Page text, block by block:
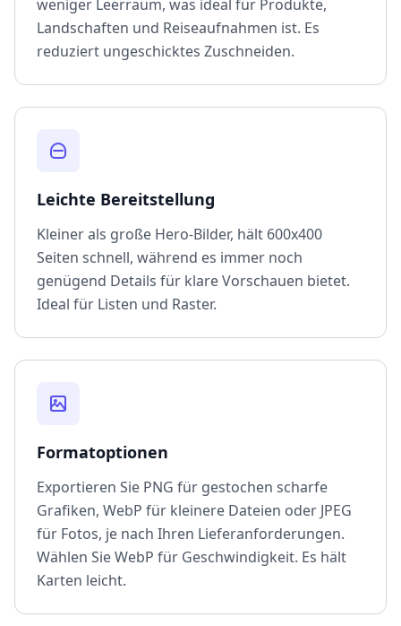
weniger Leerraum, was ideal für Produkte,
Landschaften und Reiseaufnahmen ist. Es
reduziert ungeschicktes Zuschneiden.
Leichte Bereitstellung
Kleiner als große Hero-Bilder, hält 600x400
Seiten schnell, während es immer noch
genügend Details für klare Vorschauen bietet.
Ideal für Listen und Raster.
Formatoptionen
Exportieren Sie PNG für gestochen scharfe
Grafiken, WebP für kleinere Dateien oder JPEG
für Fotos, je nach Ihren Lieferanforderungen.
Wählen Sie WebP für Geschwindigkeit. Es hält
Karten leicht.